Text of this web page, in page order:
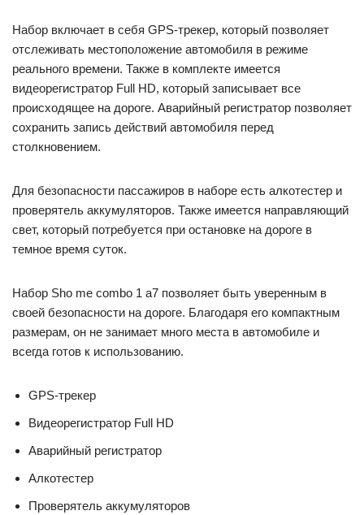
Набор включает в себя GPS-трекер, который позволяет
отслеживать местоположение автомобиля в режиме
реального времени. Также в комплекте имеется
видеорегистратор Full HD, который записывает все
происходящее на дороге. Аварийный регистратор позволяет
сохранить запись действий автомобиля перед
столкновением.
Для безопасности пассажиров в наборе есть алкотестер и
проверятель аккумуляторов. Также имеется направляющий
свет, который потребуется при остановке на дороге в
темное время суток.
Набор Sho me combo 1 а7 позволяет быть уверенным в
своей безопасности на дороге. Благодаря его компактным
размерам, он не занимает много места в автомобиле и
всегда готов к использованию.
GPS-трекер
Видеорегистратор Full HD
Аварийный регистратор
Алкотестер
Проверятель аккумуляторов